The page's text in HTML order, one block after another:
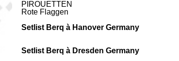
PIROUETTEN
Rote Flaggen
Setlist Berq à Hanover Germany
Setlist Berq à Dresden Germany